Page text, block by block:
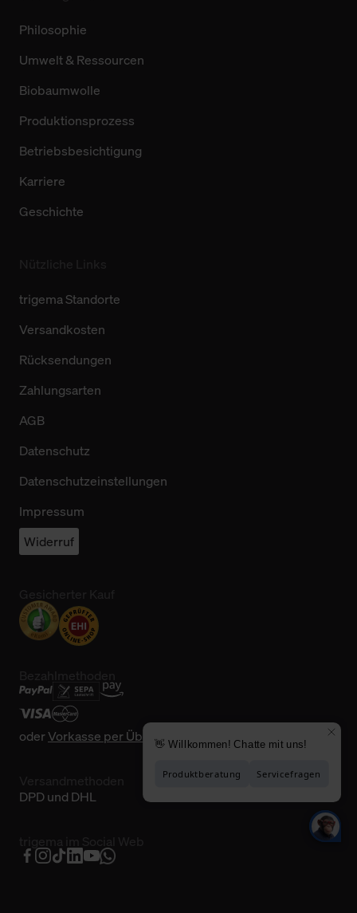
Philosophie
Umwelt & Ressourcen
Biobaumwolle
Produktionsprozess
Betriebsbesichtigung
Karriere
Geschichte
trigema Standorte
Versandkosten
Rücksendungen
Zahlungsarten
AGB
Datenschutz
Datenschutzeinstellungen
Impressum
Widerruf
oderVorkasse per Überweisung
DPD und DHL